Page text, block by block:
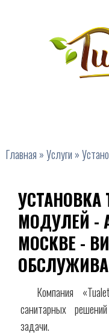
Главная »Услуги »
МОДУЛЕЙ -
МОСКВЕ -
Компания
санитарных
задачи.